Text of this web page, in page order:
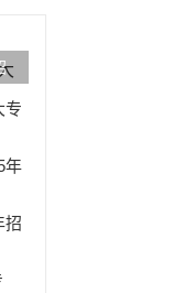
专
年
招